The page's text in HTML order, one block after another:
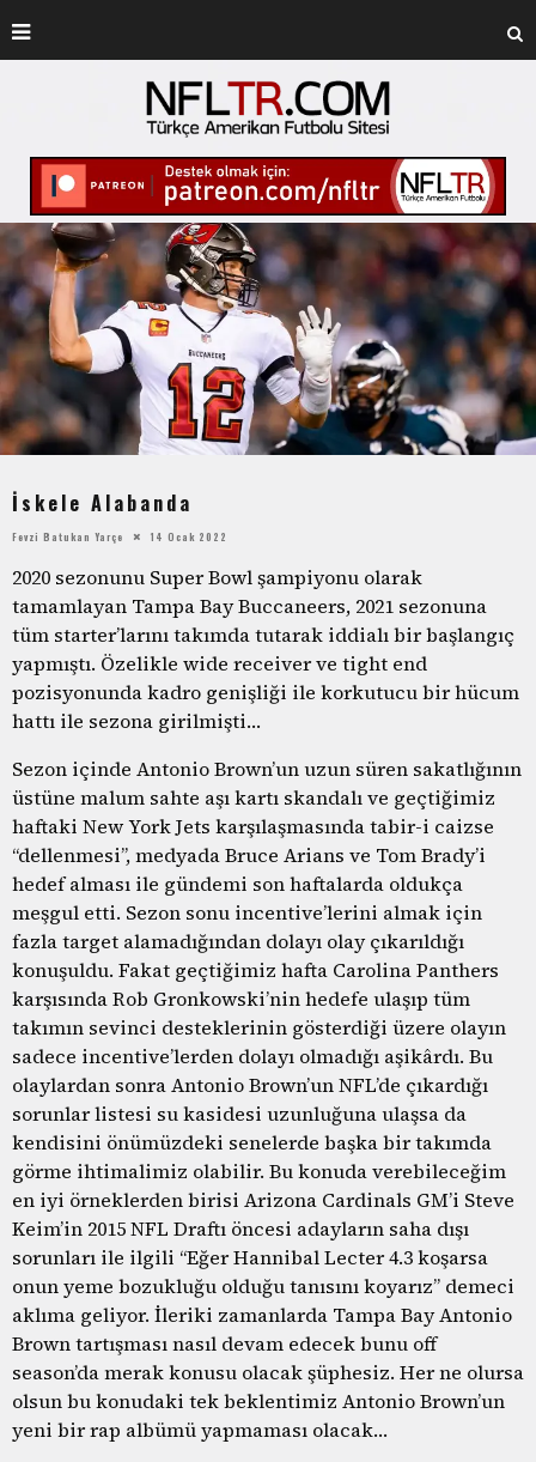
İskele Alabanda
Fevzi Batukan Yarçe 14 Ocak 2022
2020 sezonunu Super Bowl şampiyonu olarak
tamamlayan Tampa Bay Buccaneers, 2021 sezonuna
tüm starter’larını takımda tutarak iddialı bir başlangıç
yapmıştı. Özelikle wide receiver ve tight end
pozisyonunda kadro genişliği ile korkutucu bir hücum
hattı ile sezona girilmişti…
Sezon içinde Antonio Brown’un uzun süren sakatlığının
üstüne malum sahte aşı kartı skandalı ve geçtiğimiz
haftaki New York Jets karşılaşmasında tabir-i caizse
“dellenmesi”, medyada Bruce Arians ve Tom Brady’i
hedef alması ile gündemi son haftalarda oldukça
meşgul etti. Sezon sonu incentive’lerini almak için
fazla target alamadığından dolayı olay çıkarıldığı
konuşuldu. Fakat geçtiğimiz hafta Carolina Panthers
karşısında Rob Gronkowski’nin hedefe ulaşıp tüm
takımın sevinci desteklerinin gösterdiği üzere olayın
sadece incentive’lerden dolayı olmadığı aşikârdı. Bu
olaylardan sonra Antonio Brown’un NFL’de çıkardığı
sorunlar listesi su kasidesi uzunluğuna ulaşsa da
kendisini önümüzdeki senelerde başka bir takımda
görme ihtimalimiz olabilir. Bu konuda verebileceğim
en iyi örneklerden birisi Arizona Cardinals GM’i Steve
Keim’in 2015 NFL Draftı öncesi adayların saha dışı
sorunları ile ilgili “Eğer Hannibal Lecter 4.3 koşarsa
onun yeme bozukluğu olduğu tanısını koyarız” demeci
aklıma geliyor. İleriki zamanlarda Tampa Bay Antonio
Brown tartışması nasıl devam edecek bunu off
season’da merak konusu olacak şüphesiz. Her ne olursa
olsun bu konudaki tek beklentimiz Antonio Brown’un
yeni bir rap albümü yapmaması olacak…